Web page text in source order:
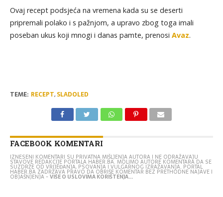
Ovaj recept podsjeća na vremena kada su se deserti
pripremali polako i s pažnjom, a upravo zbog toga imali
poseban ukus koji mnogi i danas pamte, prenosi Avaz.
TEME: RECEPT, SLADOLED
FACEBOOK KOMENTARI
IZNESENI KOMENTARI SU PRIVATNA MIŠLJENJA AUTORA I NE ODRAŽAVAJU
STAVOVE REDAKCIJE PORTALA HABER.BA. MOLIMO AUTORE KOMENTARA DA SE
SUZDRŽE OD VRIJEĐANJA, PSOVANJA I VULGARNOG IZRAŽAVANJA. PORTAL
HABER.BA ZADRŽAVA PRAVO DA OBRIŠE KOMENTAR BEZ PRETHODNE NAJAVE I
OBJAŠNJENJA -VIŠE O USLOVIMA KORIŠTENJA...